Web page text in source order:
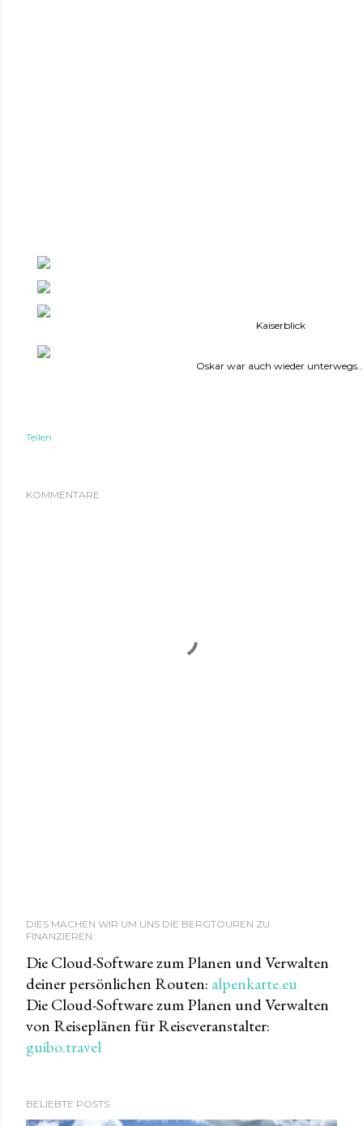
Kaiserblick
Oskar war auch wieder
Teilen
KOMMENTARE
DIES MACHEN WIR UM UNS DIE BERGTOUREN ZU
FINANZIEREN:
Die Cloud-Software zum Planen und Verwalten
deiner persönlichen Routen: alpenkarte.eu
Die Cloud-Software zum Planen und Verwalten
von Reiseplänen für Reiseveranstalter:
guibo.travel
BELIEBTE POSTS